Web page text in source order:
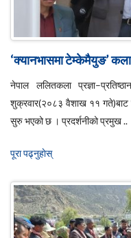
‘क्यानभासमा टेम्केमैयुङ’
नेपाल ललितकला
शुक्रवार(२०८३ वैशाख ११ गते)बाट
सुरु भएको छ । प्रदर्शनीको प्रमुख ..
पूरा पढ्नुहाेस्